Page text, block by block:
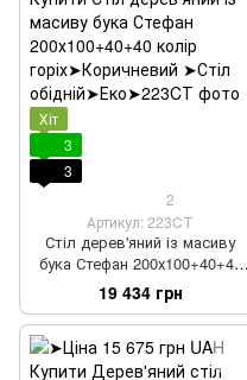
Хіт
3
3
2
Артикул: 223CТ
Стіл дерев'яний із масиву
бука Стефан 200х100+40+40
колір горіх
19 434 грн